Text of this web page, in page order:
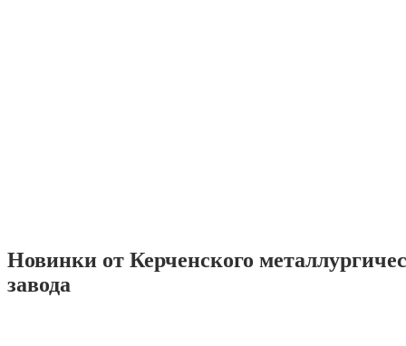
Новинки от Керченского
завода